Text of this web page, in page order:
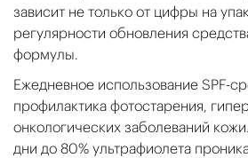
зависит не только от цифры на
регулярности обновления
формулы.
Ежедневное использование SPF-
профилактика фотостарения,
онкологических заболеваний
дни до 80% ультрафиолета